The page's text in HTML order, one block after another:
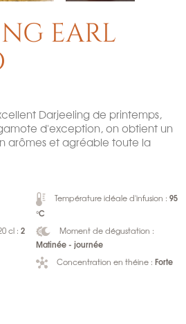
EARL
Darjeeling de printemps,
d'exception, on obtient un
arômes et agréable toute la
Température idéale d'infusion : 95
°C
cl : 2
Moment de dégustation :
Matinée - journée
Concentration en théine : Forte